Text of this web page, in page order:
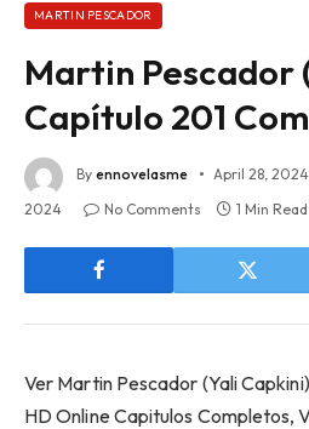
MARTIN PESCADOR
Martin Pescador
Capítulo 201
By ennovelasme April 28, 2024
2024
No Comments 1 Min Read
Ver Martin Pescador (Yali
HD Online Capitulos Completos,